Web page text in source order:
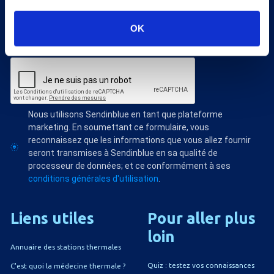
OK
abc@xyz.com
J'accepte de recevoir vos e-mails et confirme
confidentialité et mentions légales.
Nous utilisons Sendinblue en tant que plateforme
marketing. En soumettant ce formulaire, vous
reconnaissez que les informations que vous allez fournir
seront transmises à Sendinblue en sa qualité de
processeur de données; et ce conformément à ses
conditions générales d'utilisation
Liens utiles
Annuaire des stations thermales
C'est quoi la médecine thermale ?
Pour aller plus
loin
Quiz : testez vos connaissances